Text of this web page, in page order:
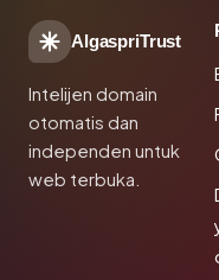
AlgaspriTrust
Intelijen domain
otomatis dan
independen untuk
web terbuka.